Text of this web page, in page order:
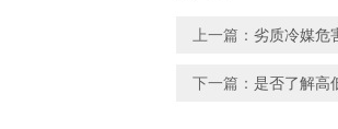
上一篇： 劣质冷媒危
下一篇： 是否了解高